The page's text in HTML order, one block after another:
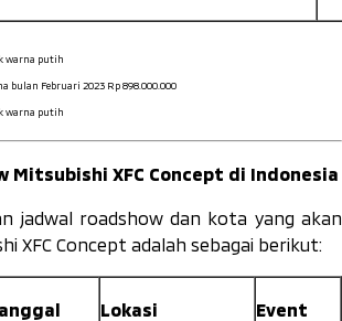
warna putih
bulan Februari 2023 Rp 898.000.000
warna putih
Mitsubishi XFC Concept di Indonesia
jadwal roadshow dan kota yang akan
XFC Concept adalah sebagai berikut:
Lokasi Event